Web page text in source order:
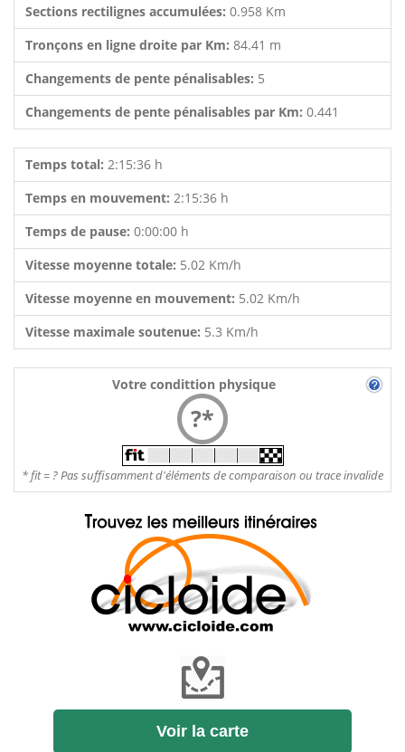
Sections rectilignes accumulées: 0.958 Km
Tronçons en ligne droite par Km: 84.41 m
Changements de pente pénalisables: 5
Changements de pente pénalisables par Km: 0.441
Temps total: 2:15:36 h
Temps en mouvement: 2:15:36 h
Temps de pause: 0:00:00 h
Vitesse moyenne totale: 5.02 Km/h
Vitesse moyenne en mouvement: 5.02 Km/h
Vitesse maximale soutenue: 5.3 Km/h
Votre condittion physique
?*
* fit = ? Pas suffisamment d'éléments de comparaison ou trace invalide
Voir la carte